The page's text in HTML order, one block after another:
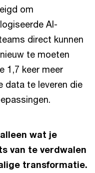
om
AI-
direct kunnen
te moeten
1,7 keer meer
data te leveren die
wat je
van te verdwalen
transformatie.